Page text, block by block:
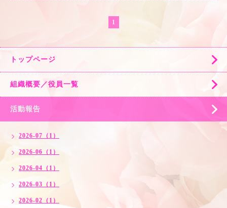
1
トップページ
組織概要／役員一覧
活動報告
2026-07（1）
2026-06（1）
2026-04（1）
2026-03（1）
2026-02（1）